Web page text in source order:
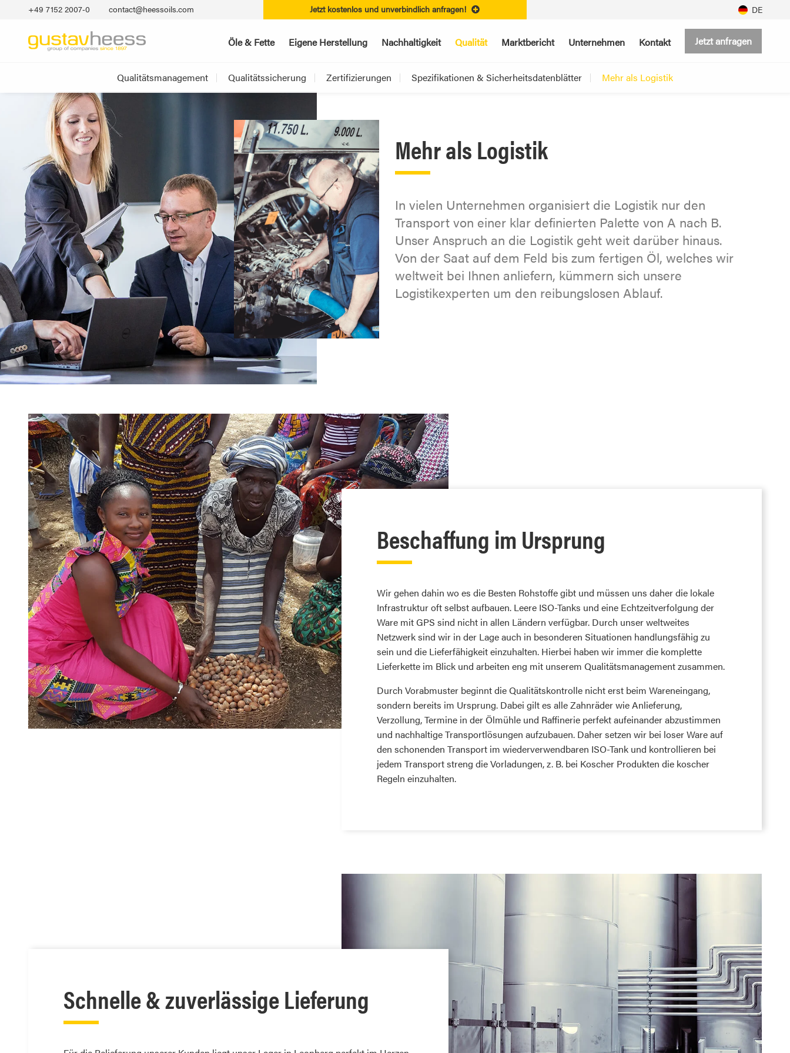
Jetzt kostenlos und unverbindlich anfragen!
+49 7152 2007‐0 contact@heessoils.com DE
Öle & Fette Eigene Herstellung Nachhaltigkeit Qualität Marktbericht Unternehmen Kontakt Jetzt anfragen
Qualitätsmanagement Qualitätssicherung Zertifizierungen Spezifikationen & Sicherheitsdatenblätter Mehr als Logistik
Mehr als Logistik
In vielen Unternehmen organisiert die Logistik nur den
Transport von einer klar definierten Palette von A nach B.
Unser Anspruch an die Logistik geht weit darüber hinaus.
Von der Saat auf dem Feld bis zum fertigen Öl, welches wir
weltweit bei Ihnen anliefern, kümmern sich unsere
Logistikexperten um den reibungslosen Ablauf.
Beschaffung im Ursprung
Wir gehen dahin wo es die Besten Rohstoffe gibt und müssen uns daher die lokale
Infrastruktur oft selbst aufbauen. Leere ISO-Tanks und eine Echtzeitverfolgung der
Ware mit GPS sind nicht in allen Ländern verfügbar. Durch unser weltweites
Netzwerk sind wir in der Lage auch in besonderen Situationen handlungsfähig zu
sein und die Lieferfähigkeit einzuhalten. Hierbei haben wir immer die komplette
Lieferkette im Blick und arbeiten eng mit unserem Qualitätsmanagement zusammen.
Durch Vorabmuster beginnt die Qualitätskontrolle nicht erst beim Wareneingang,
sondern bereits im Ursprung. Dabei gilt es alle Zahnräder wie Anlieferung,
Verzollung, Termine in der Ölmühle und Raffinerie perfekt aufeinander abzustimmen
und nachhaltige Transportlösungen aufzubauen. Daher setzen wir bei loser Ware auf
den schonenden Transport im wiederverwendbaren ISO-Tank und kontrollieren bei
jedem Transport streng die Vorladungen, z. B. bei Koscher Produkten die koscher
Regeln einzuhalten.
Schnelle & zuverlässige Lieferung